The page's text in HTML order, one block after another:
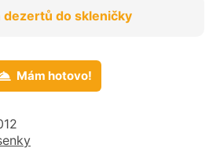
dezertů do skleničky
Mám hotovo!